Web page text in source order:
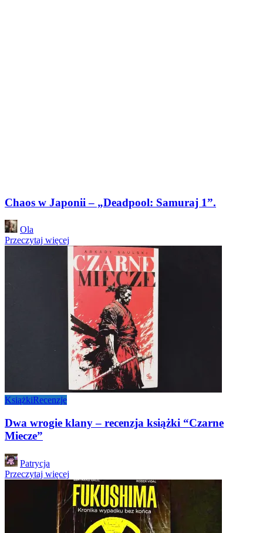
Chaos w Japonii – „Deadpool: Samuraj 1”.
Posted
by
Ola
Przeczytaj więcej
KsiążkiRecenzje
Dwa wrogie klany – recenzja książki “Czarne
Miecze”
Posted
by
Patrycja
Przeczytaj więcej